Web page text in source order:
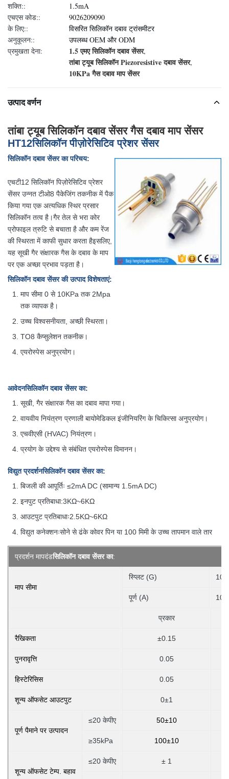
शक्ति::
1.5mA
एचएस कोड::
9026209090
के लिए::
विसरित सिलिकॉन दबाव ट्रांसमीटर
अनुकूलन::
उपलब्ध OEM और ODM
प्रमुखता देना:
1.5 एमए सिलिकॉन दबाव सेंसर,
तांबा ट्यूब सिलिकॉन Piezoresistive दबाव सेंसर,
10KPa गैस दबाव माप सेंसर
उत्पाद वर्णन
तांबा ट्यूब सिलिकॉन दबाव सेंसर गैस दबाव माप सेंसर
HT12सिलिकॉन पीज़ोरेसिटिव प्रेशर सेंसर
सिलिकॉन दबाव सेंसर का परिचय:
एचटी12 सिलिकॉन पिज़ोरेसिटिव प्रेशर
सेंसर उन्नत टीओ8 पैकेजिंग तकनीक में पैक
किया गया एक अत्यधिक स्थिर प्रसार
सिलिकॉन तत्व है।गैर तेल से भरा कोर
प्रोफाइल त्रुटि से बचाता है और कम रेंज
की स्थिरता में काफी सुधार करता हैइसलिए,
यह सूखी गैर संक्षारक गैस के दबाव के माप
पर एक अच्छा प्रभाव पड़ता है।
सिलिकॉन दबाव सेंसर की उत्पाद विशेषताएं:
माप सीमा 0 से 10KPa तक 2Mpa
तक व्यापक है।
उच्च विश्वसनीयता, अच्छी स्थिरता।
TO8 कैप्सुलेशन तकनीक।
एयरोस्पेस अनुप्रयोग।
आवेदनसिलिकॉन दबाव सेंसर का:
सूखी, गैर संक्षारक गैस का दबाव मापा गया।
वायवीय नियंत्रण प्रणाली बायोमेडिकल इंजीनियरिंग के चिकित्सा अनुप्रयोग।
एचवीएसी (HVAC) नियंत्रण।
प्रयोग के उद्देश्य से संबंधित एयरोस्पेस विमानन।
विद्युत प्रदर्शनसिलिकॉन दबाव सेंसर का:
बिजली की आपूर्तिः ≤2mA DC (सामान्य 1.5mA DC)
इनपुट प्रतिबाधा:3KΩ~6KΩ
आउटपुट प्रतिबाधाः2.5KΩ~6KΩ
विद्युत कनेक्शनःसोने से ढंके कोवर पिन या 100 मिमी के उच्च तापमान वाले तार
प्रदर्शन मापदंडसिलिकॉन दबाव सेंसर का:
माप सीमा
स्प्लिट (G)
पूर्ण (A)
प्रकार
रैखिकता ±0.15
पुनरावृत्ति 0.05
हिस्टेरिसिस 0.05
शून्य ऑफसेट आउटपुट 0±1
पूर्ण पैमाने पर उत्पादन
≤20 केपीए 50±10
≥35kPa 100±10
शून्य ऑफसेट टेम्प. बहाव
≤20 केपीए ± 1